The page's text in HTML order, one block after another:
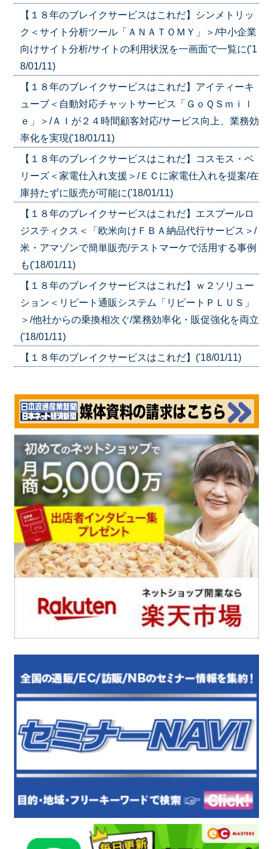
【１８年のブレイクサービスはこれだ】シンメトリッ
ク＜サイト分析ツール「ＡＮＡＴＯＭＹ」＞/中小企業
向けサイト分析/サイトの利用状況を一画面で一覧に('1
8/01/11)
【１８年のブレイクサービスはこれだ】アイティーキ
ューブ＜自動対応チャットサービス「ＧｏＱＳｍｉｌ
ｅ」＞/ＡＩが２４時間顧客対応/サービス向上、業務効
率化を実現('18/01/11)
【１８年のブレイクサービスはこれだ】コスモス・ベ
リーズ＜家電仕入れ支援＞/ＥＣに家電仕入れを提案/在
庫持たずに販売が可能に('18/01/11)
【１８年のブレイクサービスはこれだ】エスプールロ
ジスティクス＜「欧米向けＦＢＡ納品代行サービス＞/
米・アマゾンで簡単販売/テストマーケで活用する事例
も('18/01/11)
【１８年のブレイクサービスはこれだ】ｗ２ソリュー
ション＜リピート通販システム「リピートＰＬＵＳ」
＞/他社からの乗換相次ぐ/業務効率化・販促強化を両立
('18/01/11)
【１８年のブレイクサービスはこれだ】('18/01/11)